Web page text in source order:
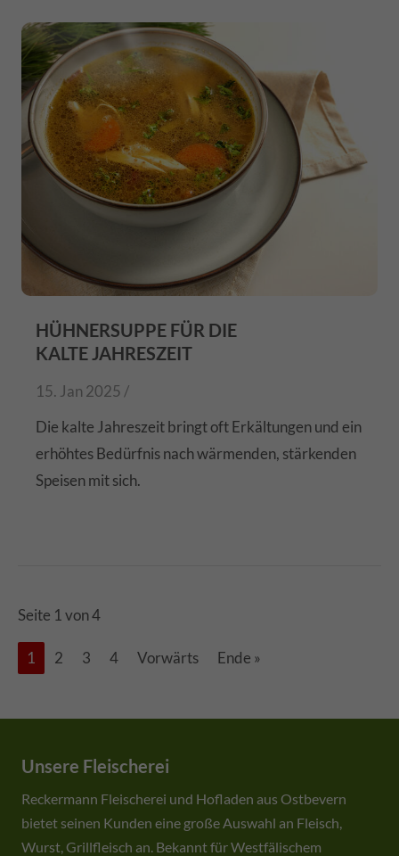
HÜHNERSUPPE FÜR DIE
KALTE JAHRESZEIT
15. Jan 2025 /
Die kalte Jahreszeit bringt oft Erkältungen und ein
erhöhtes Bedürfnis nach wärmenden, stärkenden
Speisen mit sich.
Seite 1 von 4
1 2 3 4 Vorwärts Ende »
Unsere Fleischerei
Reckermann Fleischerei und Hofladen aus Ostbevern
bietet seinen Kunden eine große Auswahl an Fleisch,
Wurst, Grillfleisch an. Bekannt für Westfälischem